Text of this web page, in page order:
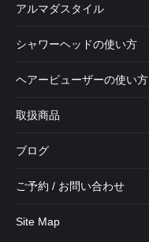
アルマダスタイル
シャワーヘッドの使い方
ヘアービューザーの使い方
取扱商品
ブログ
ご予約 / お問い合わせ
Site Map